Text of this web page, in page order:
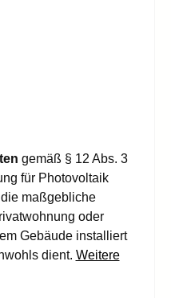
gemäß § 12 Abs. 3
für Photovoltaik
maßgebliche
oder
Gebäude installiert
dient. Weitere